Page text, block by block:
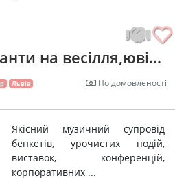
на весілля,юві...
Львів По домовленості
Якісний музичний супровід
бенкетів, урочистих подій,
виставок, конференцій,
корпоративних ...